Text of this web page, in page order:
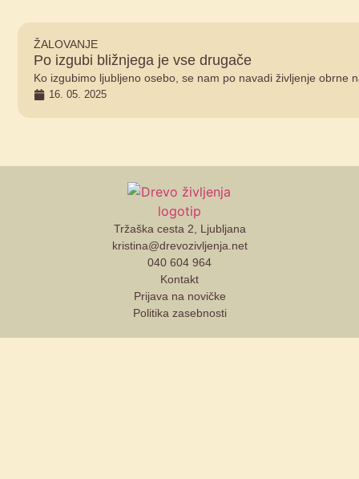
ŽALOVANJE
Po izgubi bližnjega je vse drugače
Ko izgubimo ljubljeno osebo, se nam po navadi življenje obrne
16. 05. 2025
Tržaška cesta 2, Ljubljana
kristina@drevozivljenja.net
040 604 964
Kontakt
Prijava na novičke
Politika zasebnosti